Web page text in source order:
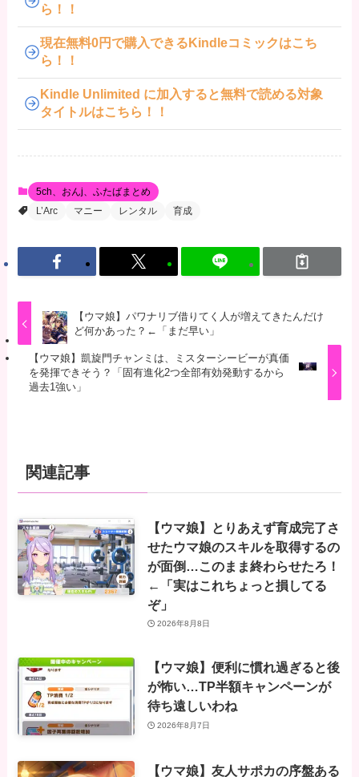
ら！！
現在無料0円で購入できるKindleコミックはこち
ら！！
Kindle Unlimited に加入すると無料で読める対象
タイトルはこちら！！
5ch、おんj、ふたばまとめ
L’Arc
マニー レンタル 育成
【ウマ娘】パワナリブ借りてく人が増えてきたんだけ
ど何かあった？←「まだ早い」
【ウマ娘】凱旋門チャンミは、ミスターシービーが真価
を発揮できそう？「固有進化2つ全部有効発動するから
過去1強い」
関連記事
【ウマ娘】とりあえず育成完了さ
せたウマ娘のスキルを取得するの
が面倒…このまま終わらせたろ！
←「実はこれちょっと損してる
ぞ」
2026年8月8日
【ウマ娘】便利に慣れ過ぎると後
が怖い…TP半額キャンペーンが
待ち遠しいわね
2026年8月7日
【ウマ娘】友人サポカの序盤ある